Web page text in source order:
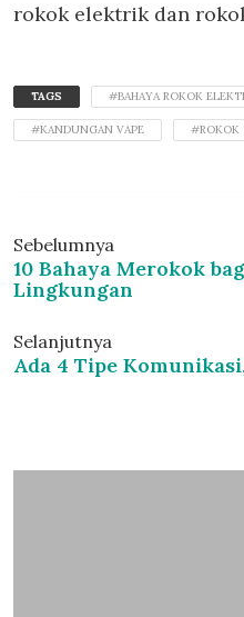
rokok elektrik dan
TAGS #BAHAYA ROKOK
#KANDUNGAN VAPE #ROKOK
Sebelumnya
10 Bahaya Merokok
Lingkungan
Selanjutnya
Ada 4 Tipe